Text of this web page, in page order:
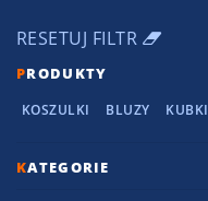
RESETUJ FILTR
PRODUKTY
KOSZULKI BLUZY KUBKI
KATEGORIE